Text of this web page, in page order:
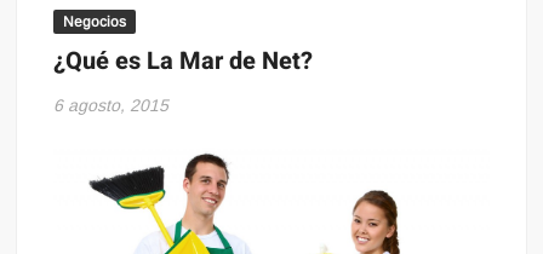
Negocios
¿Qué es La Mar de Net?
6 agosto, 2015